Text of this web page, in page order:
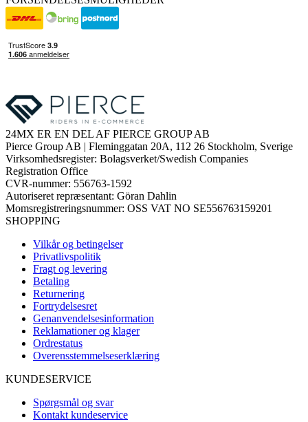
24MX ER EN DEL AF PIERCE GROUP AB
Pierce Group AB | Fleminggatan 20A, 112 26 Stockholm, Sverige
Virksomhedsregister: Bolagsverket/Swedish Companies
Registration Office
CVR-nummer: 556763-1592
Autoriseret repræsentant: Göran Dahlin
Momsregistreringsnummer: OSS VAT NO SE556763159201
SHOPPING
Vilkår og betingelser
Privatlivspolitik
Fragt og levering
Betaling
Returnering
Fortrydelsesret
Genanvendelsesinformation
Reklamationer og klager
Ordrestatus
Overensstemmelseserklæring
KUNDESERVICE
Spørgsmål og svar
Kontakt kundeservice